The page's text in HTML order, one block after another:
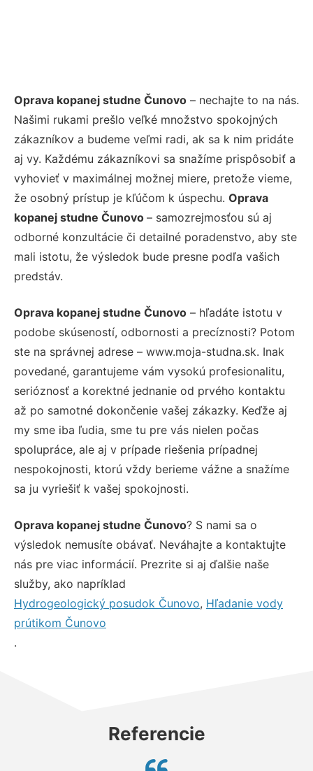
Oprava kopanej studne Čunovo – nechajte to na nás.
Našimi rukami prešlo veľké množstvo spokojných
zákazníkov a budeme veľmi radi, ak sa k nim pridáte
aj vy. Každému zákazníkovi sa snažíme prispôsobiť a
vyhovieť v maximálnej možnej miere, pretože vieme,
že osobný prístup je kľúčom k úspechu. Oprava
kopanej studne Čunovo – samozrejmosťou sú aj
odborné konzultácie či detailné poradenstvo, aby ste
mali istotu, že výsledok bude presne podľa vašich
predstáv.
Oprava kopanej studne Čunovo – hľadáte istotu v
podobe skúseností, odbornosti a precíznosti? Potom
ste na správnej adrese – www.moja-studna.sk. Inak
povedané, garantujeme vám vysokú profesionalitu,
serióznosť a korektné jednanie od prvého kontaktu
až po samotné dokončenie vašej zákazky. Keďže aj
my sme iba ľudia, sme tu pre vás nielen počas
spolupráce, ale aj v prípade riešenia prípadnej
nespokojnosti, ktorú vždy berieme vážne a snažíme
sa ju vyriešiť k vašej spokojnosti.
Oprava kopanej studne Čunovo? S nami sa o
výsledok nemusíte obávať. Neváhajte a kontaktujte
nás pre viac informácií. Prezrite si aj ďalšie naše
služby, ako napríklad
Hydrogeologický posudok Čunovo, Hľadanie vody
prútikom Čunovo
.
Referencie